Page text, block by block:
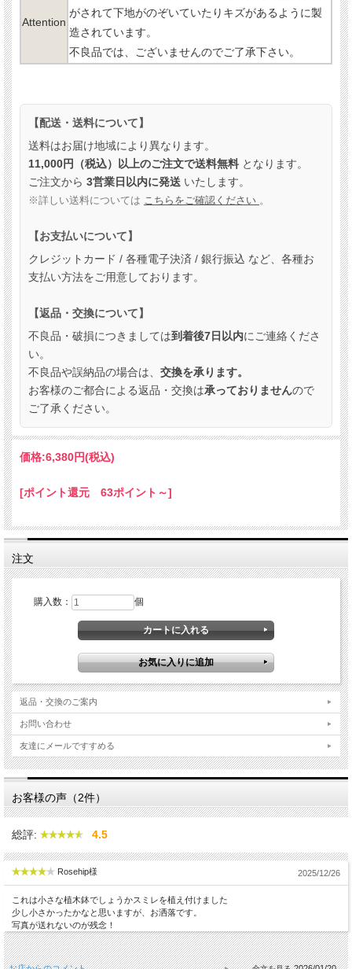
Attention
がされて下地がのぞいていたりキズがあるように製
造されています。
不良品では、ございませんのでご了承下さい。
【配送・送料について】
送料はお届け地域により異なります。
11,000円（税込）以上のご注文で送料無料 となります。
ご注文から 3営業日以内に発送 いたします。
※詳しい送料については こちらをご確認ください 。
【お支払いについて】
クレジットカード / 各種電子決済 / 銀行振込 など、 各種お
支払い方法をご用意しております。
【返品・交換について】
不良品・破損につきましては到着後7日以内にご連絡くださ
い。
不良品や誤納品の場合は、 交換を承ります。
お客様のご都合による返品・交換は承っておりませんので
ご了承ください。
価格:6,380円(税込)
[ポイント還元 63ポイント～]
注文
購入数： 個
返品・交換のご案内
お問い合わせ
友達にメールですすめる
お客様の声（2件）
総評: 4.5
Rosehip様 2025/12/26
これは小さな植木鉢でしょうかスミレを植え付けました
少し小さかったかなと思いますが、お洒落です。
写真が送れないのが残念！